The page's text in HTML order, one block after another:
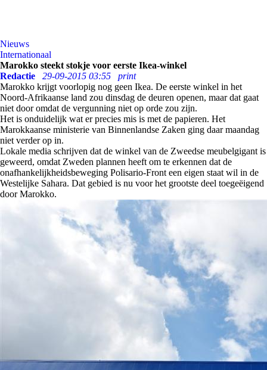
Nieuws
Internationaal
Marokko steekt stokje voor eerste Ikea-winkel
Redactie
29-09-2015 03:55
print
Marokko krijgt voorlopig nog geen Ikea. De eerste winkel in het
Noord-Afrikaanse land zou dinsdag de deuren openen, maar dat gaat
niet door omdat de vergunning niet op orde zou zijn.
Het is onduidelijk wat er precies mis is met de papieren. Het
Marokkaanse ministerie van Binnenlandse Zaken ging daar maandag
niet verder op in.
Lokale media schrijven dat de winkel van de Zweedse meubelgigant is
geweerd, omdat Zweden plannen heeft om te erkennen dat de
onafhankelijkheidsbeweging Polisario-Front een eigen staat wil in de
Westelijke Sahara. Dat gebied is nu voor het grootste deel toegeëigend
door Marokko.